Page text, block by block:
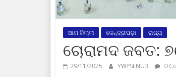
ଆମ ଜିଲ୍ଲା କେନ୍ଦ୍ରାପଡ଼ା ରାଜ୍ୟ
ଚୋରାମଦ ଜବତ:
29/11/2025 YWPSENU3 0